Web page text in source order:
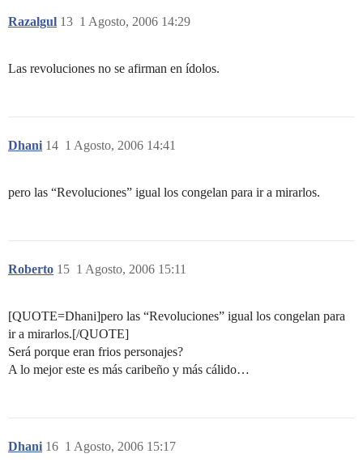
Razalgul 1 Agosto, 2006 14:29
13
Las revoluciones no se afirman en ídolos.
Dhani 1 Agosto, 2006 14:41
14
pero las “Revoluciones” igual los congelan para ir a mirarlos.
Roberto 1 Agosto, 2006 15:11
15
[QUOTE=Dhani]pero las “Revoluciones” igual los congelan para
ir a mirarlos.[/QUOTE]
Será porque eran frios personajes?
A lo mejor este es más caribeño y más cálido…
Dhani 1 Agosto, 2006 15:17
16